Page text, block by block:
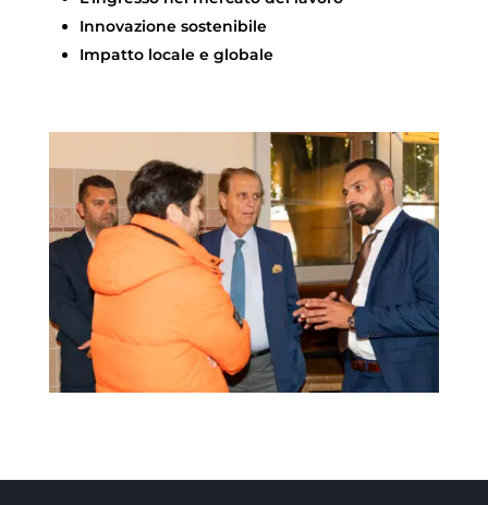
Innovazione sostenibile
Impatto locale e globale